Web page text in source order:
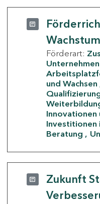
Wachstum
Förderart:
Unternehmen
und Wachsen
Investitionen
Beratung
Zukunft